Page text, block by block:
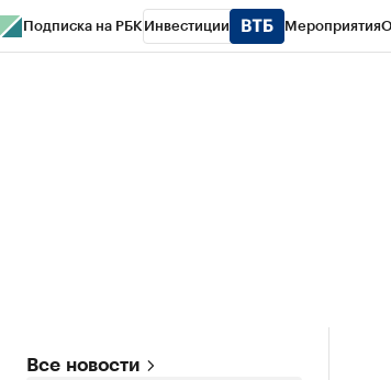
Подписка на РБК Инвестиции Мероприятия
Все новости